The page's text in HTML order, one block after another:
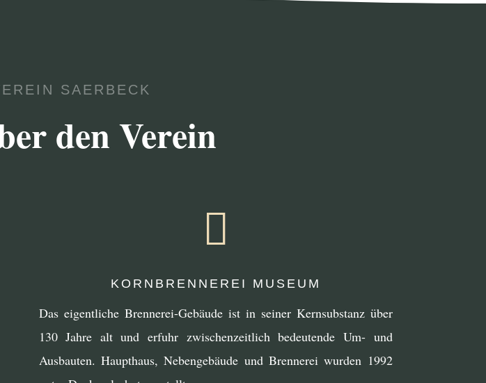
SAERBECK
den Verein

KORNBRENNEREI MUSEUM
Das eigentliche Brennerei-Gebäude ist in seiner Kernsubstanz über
130 Jahre alt und erfuhr zwischenzeitlich bedeutende Um- und
Ausbauten. Haupthaus, Nebengebäude und Brennerei wurden 1992